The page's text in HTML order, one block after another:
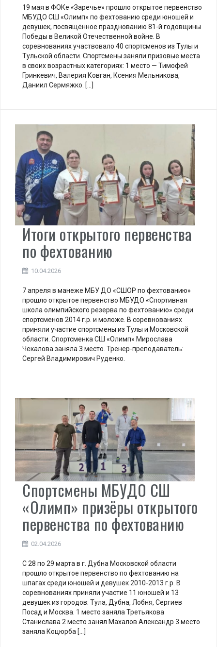
19 мая в ФОКе «Заречье» прошло открытое первенство
МБУДО СШ «Олимп» по фехтованию среди юношей и
девушек, посвящённое празднованию 81-й годовщины
Победы в Великой Отечественной войне. В
соревнованиях участвовало 40 спортсменов из Тулы и
Тульской области. Спортсмены заняли призовые места
в своих возрастных категориях: 1 место — Тимофей
Гринкевич, Валерия Ковган, Ксения Мельникова,
Даниил Сермяжко. […]
Итоги открытого первенства
по фехтованию
10.04.2026
7 апреля в манеже МБУ ДО «СШОР по фехтованию»
прошло открытое первенство МБУДО «Спортивная
школа олимпийского резерва по фехтованию» среди
спортсменов 2014 г.р. и моложе. В соревнованиях
приняли участие спортсмены из Тулы и Московской
области. Спортсменка СШ «Олимп» Мирослава
Чекалова заняла 3 место. Тренер-преподаватель:
Сергей Владимирович Руденко.
Спортсмены МБУДО СШ
«Олимп» призёры открытого
первенства по фехтованию
02.04.2026
С 28 по 29 марта в г. Дубна Московской области
прошло открытое первенство по фехтованию на
шпагах среди юношей и девушек 2010-2013 г.р. В
соревнованиях приняли участие 11 юношей и 13
девушек из городов: Тула, Дубна, Лобня, Сергиев
Посад и Москва. 1 место заняла Третьякова
Станислава 2 место занял Махалов Александр 3 место
заняла Коцюрба […]